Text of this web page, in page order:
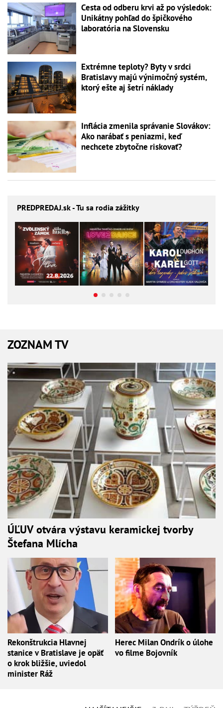
Cesta od odberu krvi až po výsledok:
Unikátny pohľad do špičkového
laboratória na Slovensku
Extrémne teploty? Byty v srdci
Bratislavy majú výnimočný systém,
ktorý ešte aj šetrí náklady
Inflácia zmenila správanie Slovákov:
Ako narábať s peniazmi, keď
nechcete zbytočne riskovať?
PREDPREDAJ.sk - Tu sa rodia zážitky
ZOZNAM TV
ÚĽUV otvára výstavu keramickej tvorby
Štefana Mlícha
Rekonštrukcia Hlavnej
stanice v Bratislave je opäť
o krok bližšie, uviedol
minister Ráž
Herec Milan Ondrík o úlohe
vo filme Bojovník